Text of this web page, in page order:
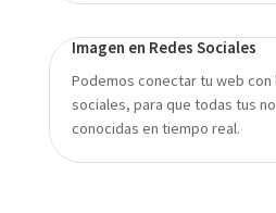
Imagen en Redes Sociales
Podemos conectar tu web
sociales, para que todas tus
conocidas en tiempo real.